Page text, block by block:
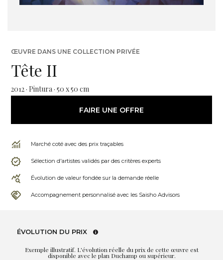
ŒUVRE DANS UNE COLLECTION PRIVÉE
Tête II
2012 · Pintura · 50 x 50 cm
FAIRE UNE OFFRE
Marché coté avec des prix traçables
Sélection d'artistes validés par des critères experts
Évolution de valeur fondée sur la demande réelle
Accompagnement personnalisé avec les Saisho Advisors
ÉVOLUTION DU PRIX
Exemple illustratif. L'évolution réelle du prix de cette œuvre est
disponible avec le plan Duchamp ou supérieur.